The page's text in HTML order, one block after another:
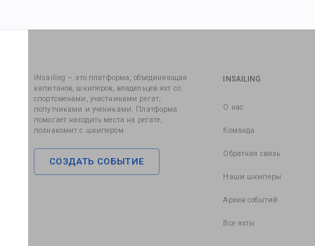
iNsailing – это платформа, объединяющая
капитанов, шкиперов, владельцев яхт со
спортсменами, участниками регат,
попутчиками и учениками. Платформа
помогает находить места на регате,
познакомит с шкипером.
СОЗДАТЬ СОБЫТИЕ
INSAILING
О нас
Команда
Обратная связь
Наши шкиперы
Архив событий
Все яхты